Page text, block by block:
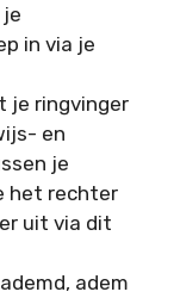
in via je
je ringvinger
en
je
het rechter
uit via dit
adem